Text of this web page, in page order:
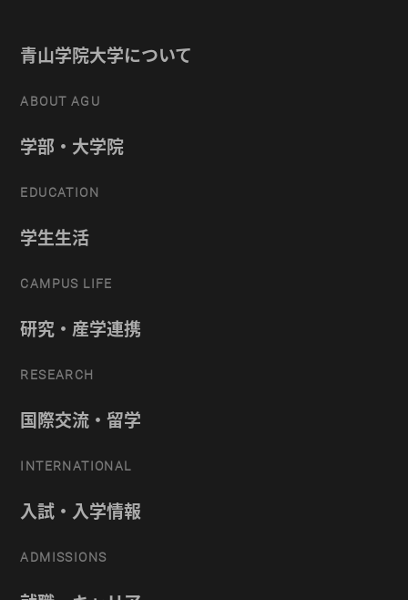
青山学院大学について
ABOUT AGU
学部・大学院
EDUCATION
学生生活
CAMPUS LIFE
研究・産学連携
RESEARCH
国際交流・留学
INTERNATIONAL
入試・入学情報
ADMISSIONS